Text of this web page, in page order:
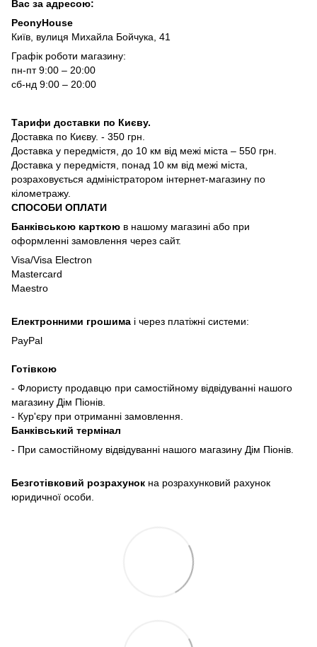
Вас за адресою:
PeonyHouse
Київ, вулиця Михайла Бойчука, 41
Графік роботи магазину:
пн-пт 9:00 – 20:00
сб-нд 9:00 – 20:00
Тарифи доставки по Києву.
Доставка по Києву. - 350 грн.
Доставка у передмістя, до 10 км від межі міста – 550 грн.
Доставка у передмістя, понад 10 км від межі міста,
розраховується адміністратором інтернет-магазину по
кілометражу.
СПОСОБИ ОПЛАТИ
Банківською карткою в нашому магазині або при
оформленні замовлення через сайт.
Visa/Visa Electron
Mastercard
Maestro
Електронними грошима і через платіжні системи:
PayPal
Готівкою
- Флористу продавцю при самостійному відвідуванні нашого
магазину Дім Піонів.
- Кур'єру при отриманні замовлення.
Банківський термінал
- При самостійному відвідуванні нашого магазину Дім Піонів.
Безготівковий розрахунок на розрахунковий рахунок
юридичної особи.